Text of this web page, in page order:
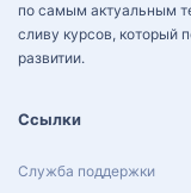
по самым актуальным
сливу курсов, который
развитии.
Ссылки
Служба поддержки